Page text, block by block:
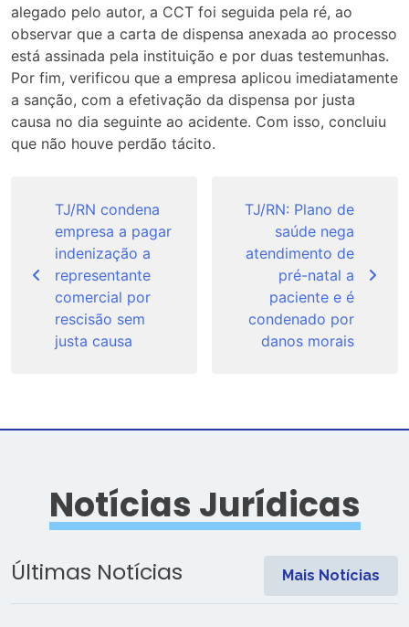
alegado pelo autor, a CCT foi seguida pela ré, ao
observar que a carta de dispensa anexada ao processo
está assinada pela instituição e por duas testemunhas.
Por fim, verificou que a empresa aplicou imediatamente
a sanção, com a efetivação da dispensa por justa
causa no dia seguinte ao acidente. Com isso, concluiu
que não houve perdão tácito.
Post
TJ/RN condena
empresa a pagar
indenização a
representante
comercial por
rescisão sem
justa causa
TJ/RN: Plano de
saúde nega
atendimento de
pré-natal a
paciente e é
condenado por
danos morais
Notícias Jurídicas
Últimas Notícias Mais Notícias